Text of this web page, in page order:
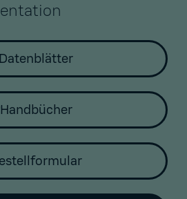
Datenblätter
Handbücher